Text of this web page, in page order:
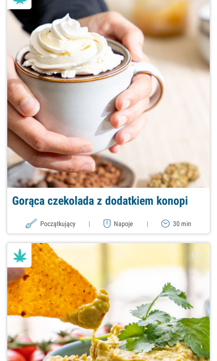
Gorąca czekolada z dodatkiem konopi
Początkujący | Napoje | 30 min